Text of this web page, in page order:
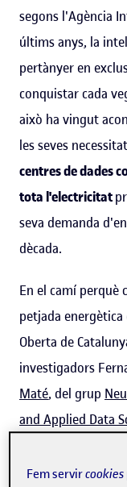
segons l'Agència
últims anys, la
pertànyer en
conquistar cada
això ha vingut
les seves
centres de dades
tota l'electricitat
seva demanda
dècada.
En el camí perquè
petjada
Oberta de
investigadors
Maté, del grup
and Applied Data
també, més
Fem servircookies